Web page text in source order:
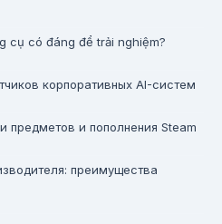
cụ có đáng để trải nghiệm?
корпоративных AI-систем
предметов и пополнения Steam
преимущества